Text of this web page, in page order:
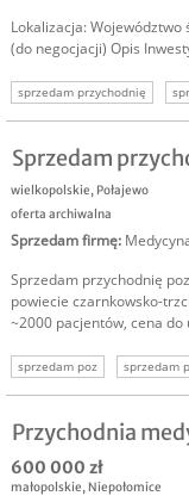
Lokalizacja:
(do negocjacji) Opis
sprzedam przychodnię
sprzedam firmę medyczną
Sprzedam
wielkopolskie, Połajewo
oferta archiwalna
Sprzedam firmę:
Sprzedam przychodnię
powiecie czarnkowsko-
~2000 pacjentów, cena
sprzedam poz sprzedam
sprzedam biznes medycyna
Przychodnia
600 000 zł
małopolskie, Niepołomice